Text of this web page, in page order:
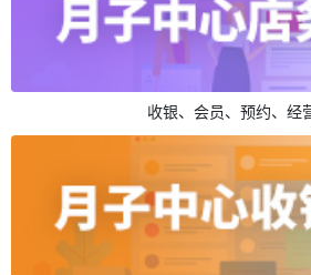
收银、会员、预约、经